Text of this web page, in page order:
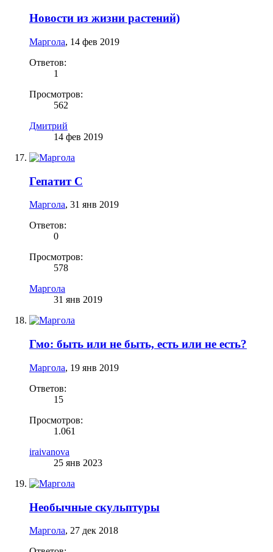
Новости из жизни растений)
Маргола, 14 фев 2019
Ответов:
1
Просмотров:
562
Дмитрий
14 фев 2019
Гепатит С
Маргола, 31 янв 2019
Ответов:
0
Просмотров:
578
Маргола
31 янв 2019
Гмо: быть или не быть, есть или не есть?
Маргола, 19 янв 2019
Ответов:
15
Просмотров:
1.061
iraivanova
25 янв 2023
Необычные скульптуры
Маргола, 27 дек 2018